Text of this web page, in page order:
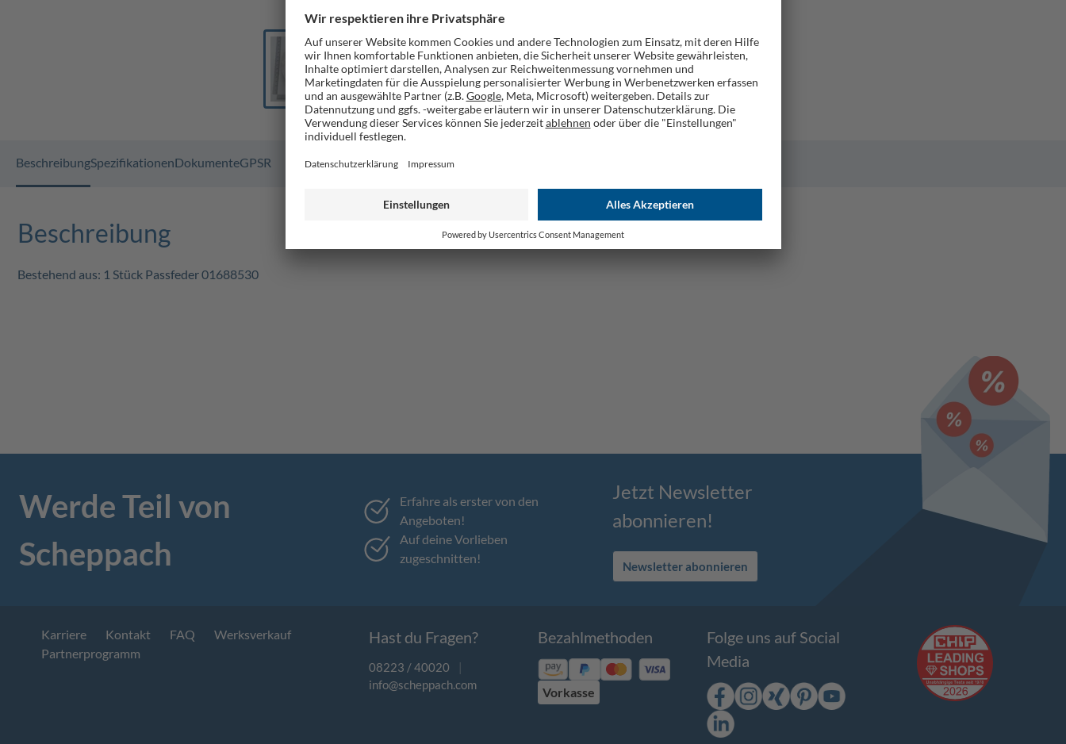
BeschreibungSpezifikationenDokumenteGPSR
Beschreibung
Bestehend aus: 1 Stück Passfeder 01688530
Werde Teil von
Scheppach
Erfahre als erster von den
Angeboten!
Auf deine Vorlieben
zugeschnitten!
Jetzt Newsletter
abonnieren!
Newsletter abonnieren
Karriere Kontakt FAQ
Werksverkauf
Partnerprogramm
Hast du Fragen?
08223 / 40020
|
info@scheppach.com
Bezahlmethoden
Vorkasse
Folge uns auf Social
Media